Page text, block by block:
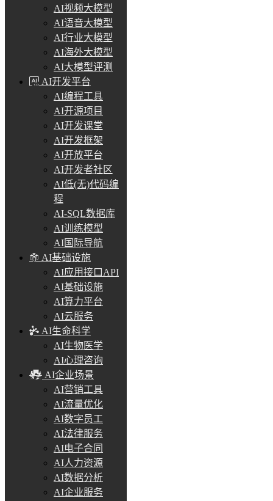
AI视频大模型
AI语音大模型
AI行业大模型
AI海外大模型
AI大模型评测
AI开发平台
AI编程工具
AI开源项目
AI开发课堂
AI开发框架
AI开放平台
AI开发者社区
AI低(无)代码编
程
AI-SQL数据库
AI训练模型
AI国际导航
AI基础设施
AI应用接口API
AI基础设施
AI算力平台
AI云服务
AI生命科学
AI生物医学
AI心理咨询
AI企业场景
AI营销工具
AI流量优化
AI数字员工
AI法律服务
AI电子合同
AI人力资源
AI数据分析
AI企业服务